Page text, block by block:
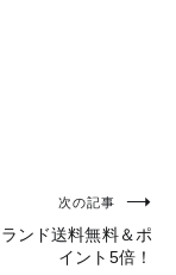
次の記事
ンド送料無料＆ポ
イント5倍！